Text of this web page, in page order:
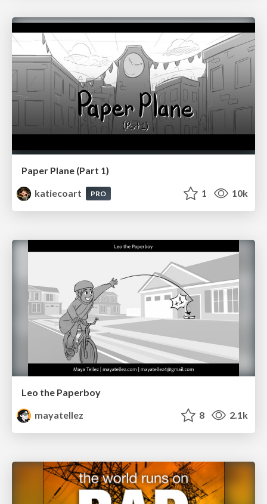
Paper Plane (Part 1)
katiecoart
PRO 1 10k
Leo the Paperboy
mayatellez
8 2.1k